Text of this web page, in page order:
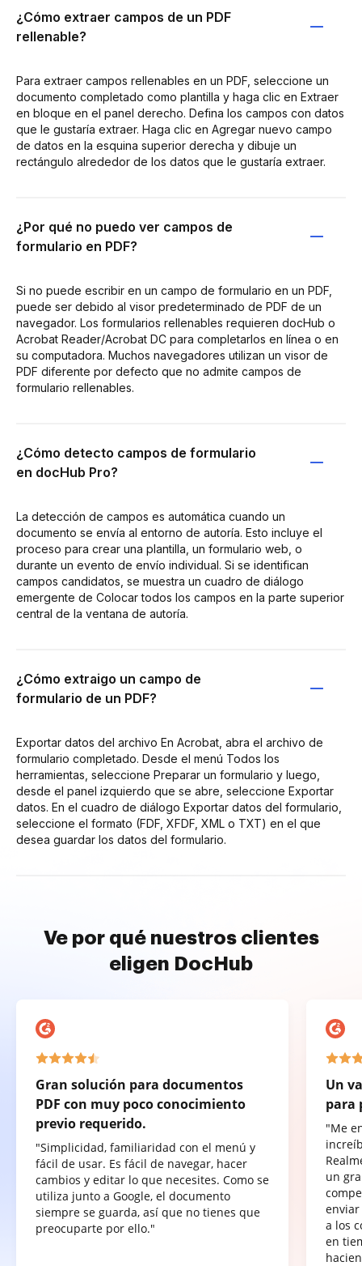
¿Cómo extraer campos de un PDF
rellenable?
Para extraer campos rellenables en un PDF, seleccione un
documento completado como plantilla y haga clic en Extraer
en bloque en el panel derecho. Defina los campos con datos
que le gustaría extraer. Haga clic en Agregar nuevo campo
de datos en la esquina superior derecha y dibuje un
rectángulo alrededor de los datos que le gustaría extraer.
¿Por qué no puedo ver campos de
formulario en PDF?
Si no puede escribir en un campo de formulario en un PDF,
puede ser debido al visor predeterminado de PDF de un
navegador. Los formularios rellenables requieren docHub o
Acrobat Reader/Acrobat DC para completarlos en línea o en
su computadora. Muchos navegadores utilizan un visor de
PDF diferente por defecto que no admite campos de
formulario rellenables.
¿Cómo detecto campos de formulario
en docHub Pro?
La detección de campos es automática cuando un
documento se envía al entorno de autoría. Esto incluye el
proceso para crear una plantilla, un formulario web, o
durante un evento de envío individual. Si se identifican
campos candidatos, se muestra un cuadro de diálogo
emergente de Colocar todos los campos en la parte superior
central de la ventana de autoría.
¿Cómo extraigo un campo de
formulario de un PDF?
Exportar datos del archivo En Acrobat, abra el archivo de
formulario completado. Desde el menú Todos los
herramientas, seleccione Preparar un formulario y luego,
desde el panel izquierdo que se abre, seleccione Exportar
datos. En el cuadro de diálogo Exportar datos del formulario,
seleccione el formato (FDF, XFDF, XML o TXT) en el que
desea guardar los datos del formulario.
Ve por qué nuestros clientes
eligen DocHub
Gran solución para documentos
PDF con muy poco conocimiento
previo requerido.
"Simplicidad, familiaridad con el menú y
fácil de usar. Es fácil de navegar, hacer
cambios y editar lo que necesites. Como se
utiliza junto a Google, el documento
siempre se guarda, así que no tienes que
preocuparte por ello."
Un
para
"Me
un
a los
en